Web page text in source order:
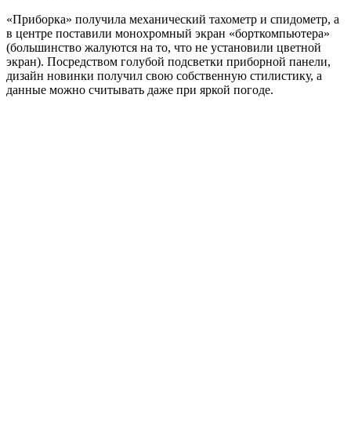
«Приборка» получила механический тахометр и спидометр, а
в центре поставили монохромный экран «борткомпьютера»
(большинство жалуются на то, что не установили цветной
экран). Посредством голубой подсветки приборной панели,
дизайн новинки получил свою собственную стилистику, а
данные можно считывать даже при яркой погоде.